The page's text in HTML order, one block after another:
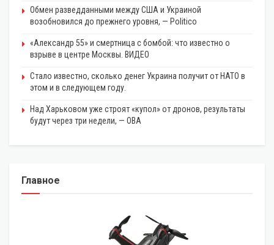
Обмен разведданными между США и Украиной
возобновился до прежнего уровня, — Politico
«Александр 55» и смертница с бомбой: что известно о
взрыве в центре Москвы. ВИДЕО
Стало известно, сколько денег Украина получит от НАТО в
этом и в следующем году.
Над Харьковом уже строят «купол» от дронов, результаты
будут через три недели, — ОВА
Главное